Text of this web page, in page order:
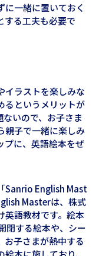
に一緒に置いておく
する工夫も必要で
イラストを楽しみな
るというメリットが
いので、お子さま
親子で一緒に楽しみ
プに、英語絵本をぜ
Sanrio English Mast
Masterは、株式
英語教材です。絵本
閉する絵本や、シー
お子さまが熱中する